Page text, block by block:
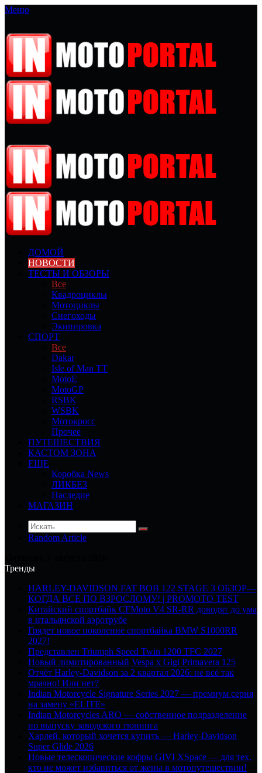
Меню
ДОМОЙ
НОВОСТИ
ТЕСТЫ И ОБЗОРЫ
Все
Квадроциклы
Мотоциклы
Снегоходы
Экипировка
СПОРТ
Все
Dakar
Isle of Man TT
MotoE
MotoGP
RSBK
WSBK
Мотокросс
Прочее
ПУТЕШЕСТВИЯ
КАСТОМ ЗОНА
ЕЩЕ
Коробка News
ЛИКБЕЗ
Наследие
МАГАЗИН
Random Article
Тренды
HARLEY-DAVIDSON FAT BOB 122 STAGE 3 ОБЗОР—
КОГДА ВСЕ ПО ВЗРОСЛОМУ! | PROMOTO TEST
Китайский спортбайк CFMoto V4 SR-RR доводят до ума
в итальянской аэротрубе
Грядет новое поколение спортбайка BMW S1000RR
2027!
Представлен Triumph Speed Twin 1200 TFC 2027
Новый лимитированный Vespa x Gigi Primavera 125
Отчёт Harley-Davidson за 2 квартал 2026: не всё так
мрачно! Или нет?
Indian Motorcycle Signature Series 2027 — премиум серия
на замену «ELITE»
Indian Motorcycles ARO — собственное подразделение
по выпуску заводского тюнинга
Харлей, который хочется купить — Harley-Davidson
Super Glide 2026
Новые телескопические кофры GIVI XSpace — для тех,
кто не может избавиться от жены в мотопутешествии!